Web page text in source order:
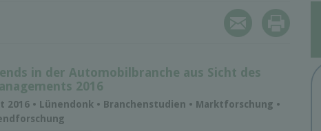
in der Automobilbranche aus Sicht des
2016
2016 • Lünendonk • Branchenstudien • Marktforschung •